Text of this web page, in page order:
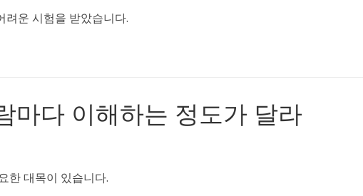
려운 시험을 받았습니다.
마다 이해하는 정도가 달라
한 대목이 있습니다.